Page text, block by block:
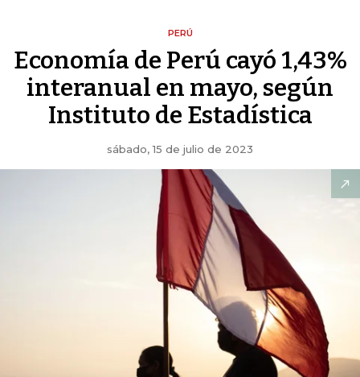
PERÚ
Economía de Perú cayó 1,43%
interanual en mayo, según
Instituto de Estadística
sábado, 15 de julio de 2023